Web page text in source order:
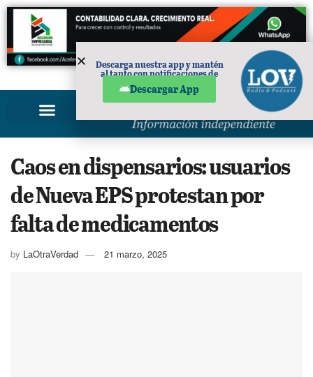
PUBLICIDAD
Caos en dispensarios: usuarios
de Nueva EPS protestan por
falta de medicamentos
by LaOtraVerdad 21 marzo, 2025
Descarga nuestra app y mantén
al tanto con notificaciones de
Descargar App